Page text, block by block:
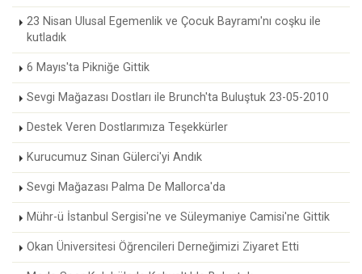
23 Nisan Ulusal Egemenlik ve Çocuk Bayramı'nı coşku ile
kutladık
6 Mayıs'ta Pikniğe Gittik
Sevgi Mağazası Dostları ile Brunch'ta Buluştuk 23-05-2010
Destek Veren Dostlarımıza Teşekkürler
Kurucumuz Sinan Gülerci'yi Andık
Sevgi Mağazası Palma De Mallorca'da
Mühr-ü İstanbul Sergisi'ne ve Süleymaniye Camisi'ne Gittik
Okan Üniversitesi Öğrencileri Derneğimizi Ziyaret Etti